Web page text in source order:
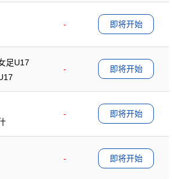
-
即将开始
足U17
-
即将开始
-
即将开始
-
即将开始